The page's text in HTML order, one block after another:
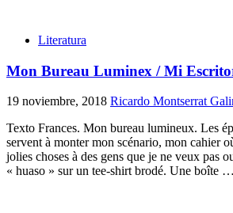
Literatura
Mon Bureau Luminex / Mi
19 noviembre, 2018 Ricardo Montserrat
Texto Frances. Mon bureau lumineux. Les
servent à monter mon scénario, mon cahier
jolies choses à des gens que je ne veux pas
« huaso » sur un tee-shirt brodé. Une boîte …